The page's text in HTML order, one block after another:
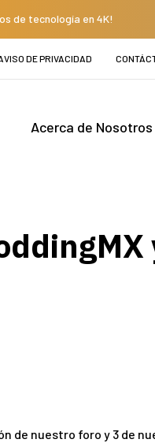
de tecnología en 4K!
DE PRIVACIDAD
Acerca de Nosotros
de nuestro foro y 3 de